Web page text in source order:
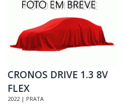
CRONOS DRIVE 1.3 8V
FLEX
2022 | PRATA